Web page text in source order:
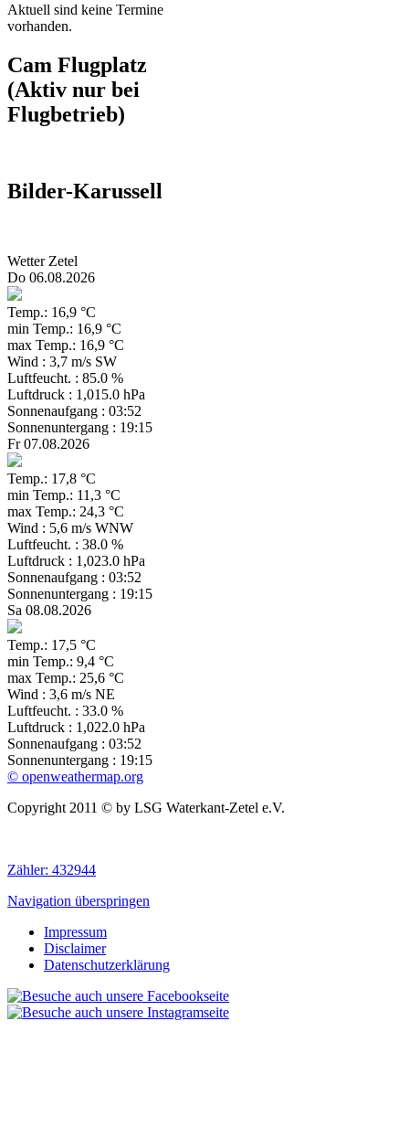
Aktuell sind keine Termine
vorhanden.
Cam Flugplatz
(Aktiv nur bei
Flugbetrieb)
Bilder-Karussell
Wetter Zetel
Do 06.08.2026
Temp.: 16,9 °C
min Temp.: 16,9 °C
max Temp.: 16,9 °C
Wind : 3,7 m/s SW
Luftfeucht. : 85.0 %
Luftdruck : 1,015.0 hPa
Sonnenaufgang : 03:52
Sonnenuntergang : 19:15
Fr 07.08.2026
Temp.: 17,8 °C
min Temp.: 11,3 °C
max Temp.: 24,3 °C
Wind : 5,6 m/s WNW
Luftfeucht. : 38.0 %
Luftdruck : 1,023.0 hPa
Sonnenaufgang : 03:52
Sonnenuntergang : 19:15
Sa 08.08.2026
Temp.: 17,5 °C
min Temp.: 9,4 °C
max Temp.: 25,6 °C
Wind : 3,6 m/s NE
Luftfeucht. : 33.0 %
Luftdruck : 1,022.0 hPa
Sonnenaufgang : 03:52
Sonnenuntergang : 19:15
© openweathermap.org
Copyright 2011 © by LSG Waterkant-Zetel e.V.
Zähler: 432944
Navigation überspringen
Impressum
Disclaimer
Datenschutzerklärung